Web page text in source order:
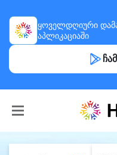
ყოველდღიური
აპლიკაციაში